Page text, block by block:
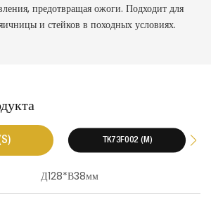
предотвращая ожоги. Подходит для
и стейков в походных условиях.
TK73F002 (M)
Д128*В38мм